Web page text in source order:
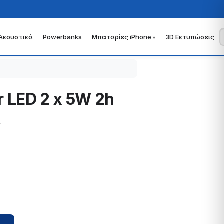
Powerbanks Μπαταρίες iPhone 3D Εκτυπώσεις
2 x 5W 2h